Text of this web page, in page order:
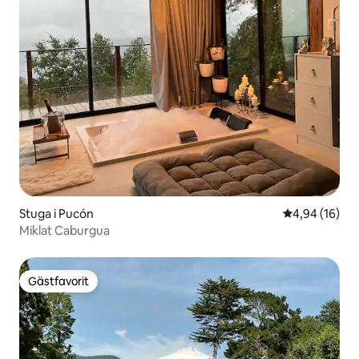
Stuga i Pucón 4,94 av 5 i
4,94 (16)
Miklat Caburgua
Gästfavorit
Gästfavorit